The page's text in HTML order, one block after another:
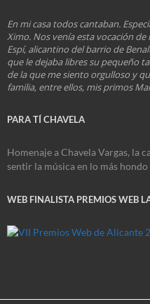
En mi casa todos cantaban.
Ximo. Nos venía esta vocación
Espí, alicantino del barrio de
que le dejaba libres su pequeño
de la que me siento orgulloso y
familia, entre ellos, mis primos
PARA TÍ CHAVELA
Homenaje a Chavela Vargas, la
sentir la música en lo más
WEB FINALISTA PREMIOS WEB